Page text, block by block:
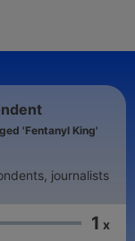
'Fentanyl King'
journalists
1 x